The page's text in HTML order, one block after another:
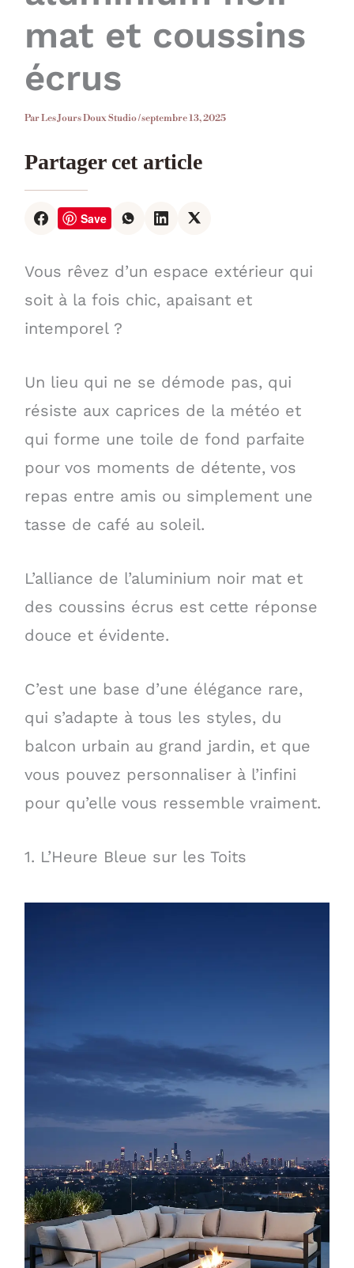
mat et coussins
écrus
ParLes Jours Doux Studio/septembre 13, 2025
Partager cet article
Save
Vous rêvez d’un espace extérieur qui
soit à la fois chic, apaisant et
intemporel ?
Un lieu qui ne se démode pas, qui
résiste aux caprices de la météo et
qui forme une toile de fond parfaite
pour vos moments de détente, vos
repas entre amis ou simplement une
tasse de café au soleil.
L’alliance de l’aluminium noir mat et
des coussins écrus est cette réponse
douce et évidente.
C’est une base d’une élégance rare,
qui s’adapte à tous les styles, du
balcon urbain au grand jardin, et que
vous pouvez personnaliser à l’infini
pour qu’elle vous ressemble vraiment.
1. L’Heure Bleue sur les Toits